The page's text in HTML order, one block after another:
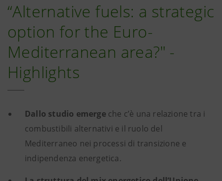
“Alternative fuels: a strategic
option for the Euro-
Mediterranean area?" -
Highlights
Dallo studio emerge che c’è una relazione tra i
combustibili alternativi e il ruolo del
Mediterraneo nei processi di transizione e
indipendenza energetica.